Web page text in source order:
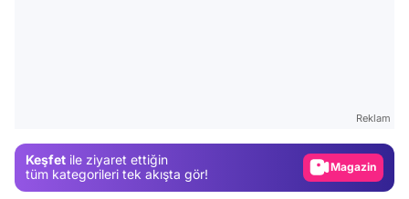
Reklam
Keşfet ile ziyaret ettiğin
tüm kategorileri tek akışta gör!
Magazin